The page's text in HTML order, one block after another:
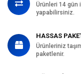
Ürünleri 14 gün
yapabilirsiniz.
HASSAS
Ürünleriniz
paketlenir.